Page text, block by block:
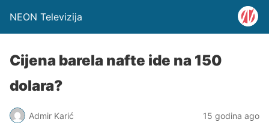
NEON Televizija
Cijena barela nafte ide na 150
dolara?
Admir Karić 15 godina ago